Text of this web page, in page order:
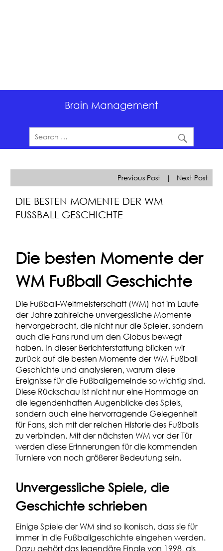
Brain Management
Previous Post | Next Post
DIE BESTEN MOMENTE DER WM
FUSSBALL GESCHICHTE
Die besten Momente der
WM Fußball Geschichte
Die Fußball-Weltmeisterschaft (WM) hat im Laufe
der Jahre zahlreiche unvergessliche Momente
hervorgebracht, die nicht nur die Spieler, sondern
auch die Fans rund um den Globus bewegt
haben. In dieser Berichterstattung blicken wir
zurück auf die besten Momente der WM Fußball
Geschichte und analysieren, warum diese
Ereignisse für die Fußballgemeinde so wichtig sind.
Diese Rückschau ist nicht nur eine Hommage an
die legendenhaften Augenblicke des Spiels,
sondern auch eine hervorragende Gelegenheit
für Fans, sich mit der reichen Historie des Fußballs
zu verbinden. Mit der nächsten WM vor der Tür
werden diese Erinnerungen für die kommenden
Turniere von noch größerer Bedeutung sein.
Unvergessliche Spiele, die
Geschichte schrieben
Einige Spiele der WM sind so ikonisch, dass sie für
immer in die Fußballgeschichte eingehen werden.
Dazu gehört das legendäre Finale von 1998, als